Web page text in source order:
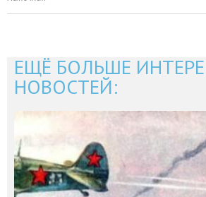
ЕЩЁ БОЛЬШЕ
НОВОСТЕЙ: